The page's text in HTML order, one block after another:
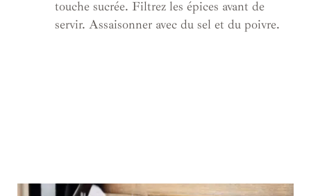
touche sucrée. Filtrez les épices avant de
servir. Assaisonner avec du sel et du poivre.